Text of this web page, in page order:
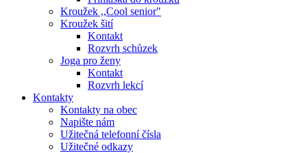
Kroužek ,,Cool senior"
Kroužek šití
Kontakt
Rozvrh schůzek
Joga pro ženy
Kontakt
Rozvrh lekcí
Kontakty
Kontakty na obec
Napište nám
Užitečná telefonní čísla
Užitečné odkazy